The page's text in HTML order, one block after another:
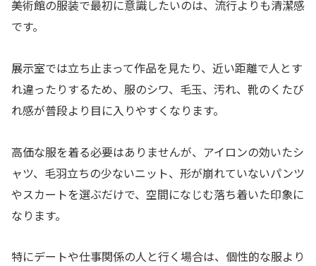
美術館の服装で最初に意識したいのは、流行よりも清潔感
です。
展示室では立ち止まって作品を見たり、近い距離で人とす
れ違ったりするため、服のシワ、毛玉、汚れ、靴のくたび
れ感が普段より目に入りやすくなります。
高価な服を着る必要はありませんが、アイロンの効いたシ
ャツ、毛羽立ちの少ないニット、形が崩れていないパンツ
やスカートを選ぶだけで、空間になじむ落ち着いた印象に
なります。
特にデートや仕事関係の人と行く場合は、個性的な服より